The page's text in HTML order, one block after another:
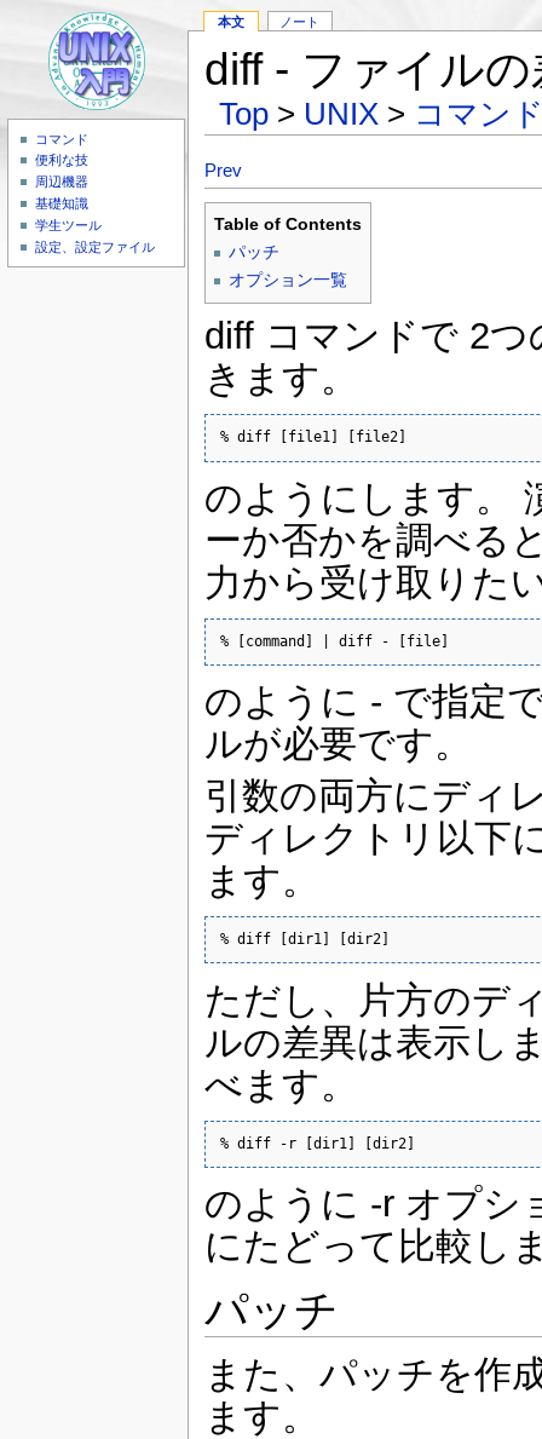
コマンド
便利な技
周辺機器
基礎知識
学生ツール
設定、設定ファイル
本文 ノート
diff - ファイル
Top > UNIX > コマン
Prev
Table of Contents
パッチ
オプション一覧
diff コマンドで 2
きます。
% diff [file1] [file2]
のようにします。
ーか否かを調べる
力から受け取りた
% [command] | diff - [file]
のように - で指定
ルが必要です。
引数の両方にディ
ディレクトリ以下
ます。
% diff [dir1] [dir2]
ただし、片方のデ
ルの差異は表示し
べます。
% diff -r [dir1] [dir2]
のように -r オプシ
にたどって比較し
パッチ
また、パッチを作
ます。